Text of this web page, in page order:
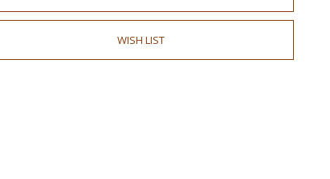
WISH LIST